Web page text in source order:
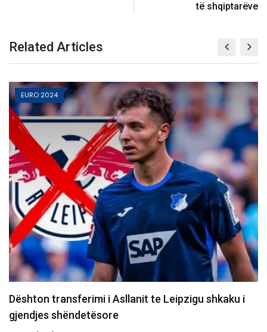
të shqiptarëve
Related Articles
shkaku i
EURO 2024
10 vjet nga e arta historike e
në…